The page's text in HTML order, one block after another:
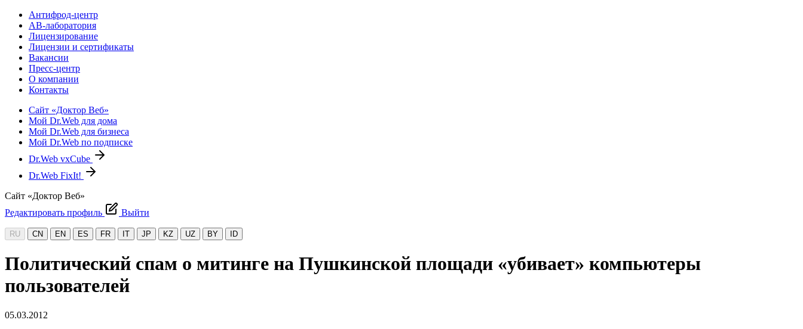
Антифрод-центр
АВ-лаборатория
Лицензирование
Лицензии и сертификаты
Вакансии
Пресс-центр
О компании
Контакты
Сайт «Доктор Веб»
Мой Dr.Web для дома
Мой Dr.Web для бизнеса
Мой Dr.Web по подписке
Dr.Web vxCube
Dr.Web FixIt!
Сайт «Доктор Веб»
Редактировать профиль
Выйти
RU CN EN ES FR IT JP KZ UZ BY ID
Политический спам о митинге на Пушкинской площади «убивает» компьютеры
пользователей
05.03.2012